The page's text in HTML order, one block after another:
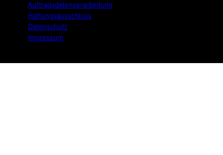
Auftragsdatenverarbeitung
Haftungsausschluss
Datenschutz
Impressum